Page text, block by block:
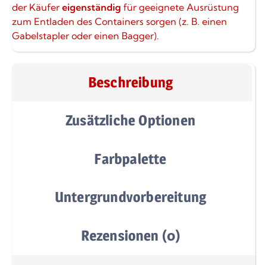
der Käufer eigenständig für geeignete Ausrüstung
zum Entladen des Containers sorgen (z. B. einen
Gabelstapler oder einen Bagger).
Beschreibung
Zusätzliche Optionen
Farbpalette
Untergrundvorbereitung
Rezensionen (0)